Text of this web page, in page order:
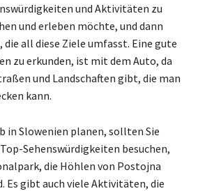
und Aktivitäten zu
und erleben möchte, und dann
die all diese Ziele umfasst. Eine gute
zu erkunden, ist mit dem Auto, da
und Landschaften gibt, die man
kann.
in Slowenien planen, sollten Sie
Sehenswürdigkeiten besuchen,
die Höhlen von Postojna
Es gibt auch viele Aktivitäten, die